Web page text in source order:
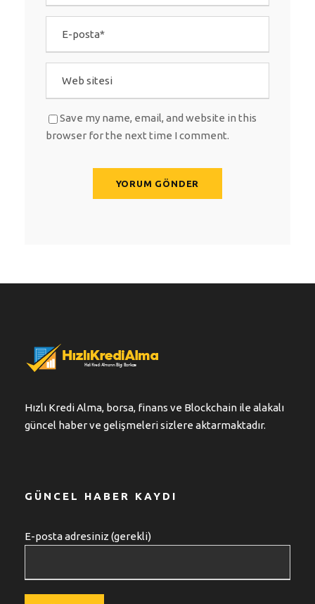
Save my name, email, and website in this
browser for the next time I comment.
Hızlı Kredi Alma, borsa, finans ve Blockchain ile alakalı
güncel haber ve gelişmeleri sizlere aktarmaktadır.
GÜNCEL HABER KAYDI
E-posta adresiniz (gerekli)